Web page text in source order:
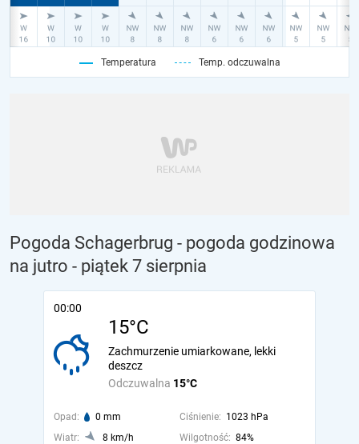
Temperatura Temp. odczuwalna
Pogoda Schagerbrug - pogoda godzinowa
na jutro - piątek 7 sierpnia
00:00
15°C
Odczuwalna 15°C
Zachmurzenie umiarkowane, lekki
deszcz
Opad: 0 mm Ciśnienie: 1023 hPa
Wiatr:
8 km/h Wilgotność: 84%